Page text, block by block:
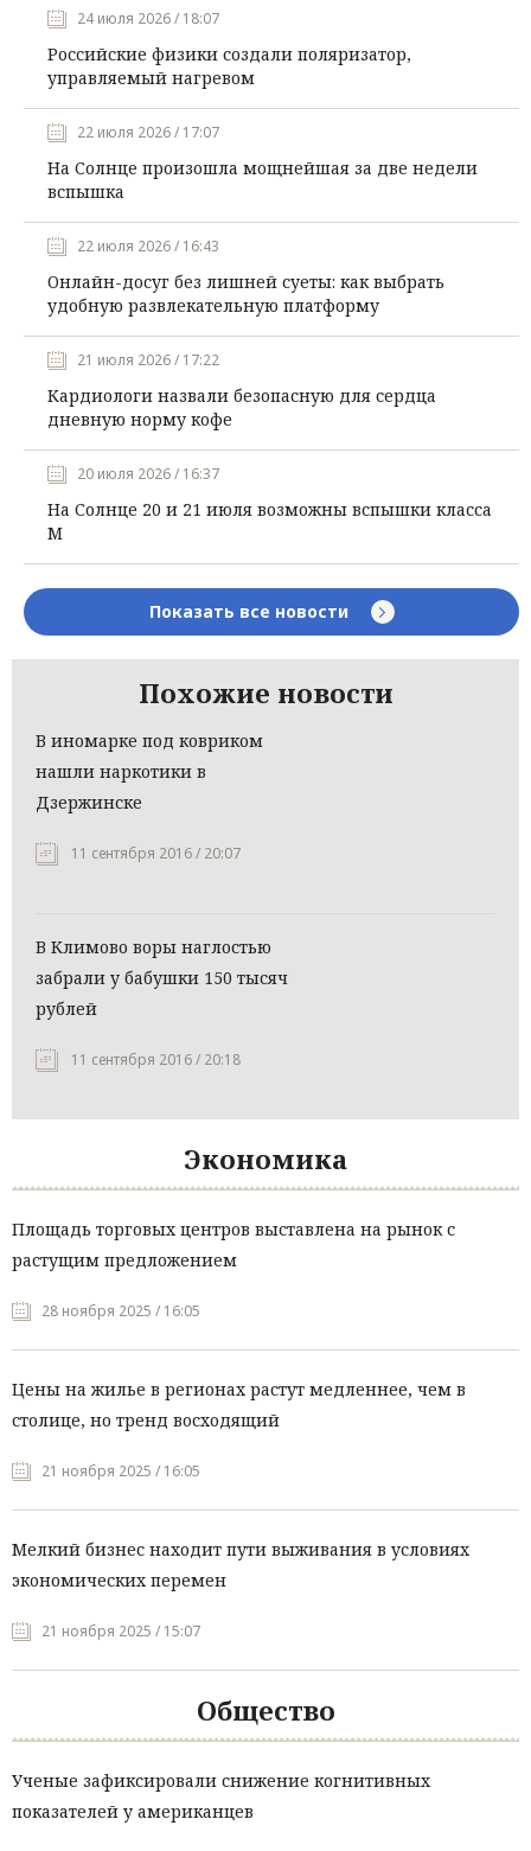
24 июля 2026 / 18:07
Российские физики создали поляризатор,
управляемый нагревом
22 июля 2026 / 17:07
На Солнце произошла мощнейшая за две недели
вспышка
22 июля 2026 / 16:43
Онлайн-досуг без лишней суеты: как выбрать
удобную развлекательную платформу
21 июля 2026 / 17:22
Кардиологи назвали безопасную для сердца
дневную норму кофе
20 июля 2026 / 16:37
На Солнце 20 и 21 июля возможны вспышки класса
М
Показать все новости
Похожие новости
В иномарке под ковриком
нашли наркотики в
Дзержинске
11 сентября 2016 / 20:07
В Климово воры наглостью
забрали у бабушки 150 тысяч
рублей
11 сентября 2016 / 20:18
Экономика
Площадь торговых центров выставлена на рынок с
растущим предложением
28 ноября 2025 / 16:05
Цены на жилье в регионах растут медленнее, чем в
столице, но тренд восходящий
21 ноября 2025 / 16:05
Мелкий бизнес находит пути выживания в условиях
экономических перемен
21 ноября 2025 / 15:07
Общество
Ученые зафиксировали снижение когнитивных
показателей у американцев